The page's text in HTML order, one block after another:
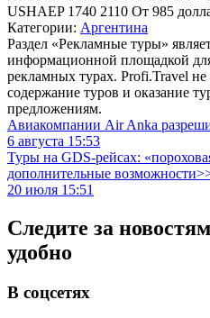
USHAEP 1740 2110 От 985
Категории: Аргентина
Раздел «Рекламные туры»
информационной площадкой
рекламных турах. Profi.Travel не
содержание туров и оказание
предложениям.
Авиакомпании Air Anka
6 августа 15:53
Туры на GDS-рейсах:
дополнительные
20 июля 15:51
Следите за
удобно
В соцсетях